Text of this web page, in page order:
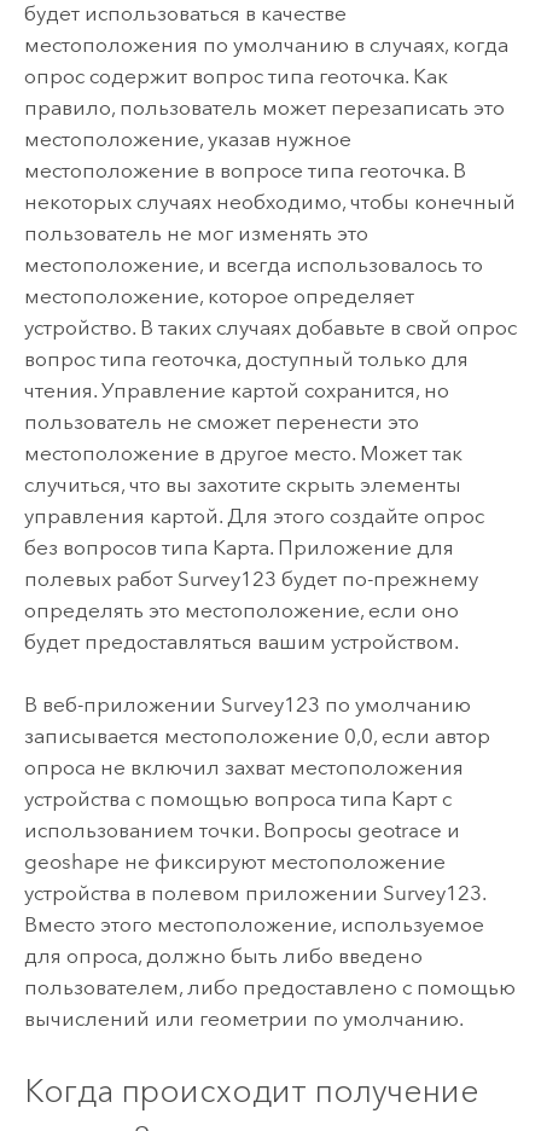
будет использоваться в качестве
местоположения по умолчанию в случаях, когда
опрос содержит вопрос типа геоточка. Как
правило, пользователь может перезаписать это
местоположение, указав нужное
местоположение в вопросе типа геоточка. В
некоторых случаях необходимо, чтобы конечный
пользователь не мог изменять это
местоположение, и всегда использовалось то
местоположение, которое определяет
устройство. В таких случаях добавьте в свой опрос
вопрос типа геоточка, доступный только для
чтения. Управление картой сохранится, но
пользователь не сможет перенести это
местоположение в другое место. Может так
случиться, что вы захотите скрыть элементы
управления картой. Для этого создайте опрос
без вопросов типа Карта. Приложение для
полевых работ Survey123 будет по-прежнему
определять это местоположение, если оно
будет предоставляться вашим устройством.
В веб-приложении Survey123 по умолчанию
записывается местоположение 0,0, если автор
опроса не включил захват местоположения
устройства с помощью вопроса типа Карт с
использованием точки. Вопросы geotrace и
geoshape не фиксируют местоположение
устройства в полевом приложении Survey123.
Вместо этого местоположение, используемое
для опроса, должно быть либо введено
пользователем, либо предоставлено с помощью
вычислений или геометрии по умолчанию.
Когда происходит получение